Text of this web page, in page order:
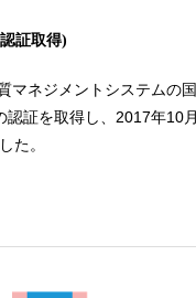
証取得)
マネジメントシステムの
認証を取得し、2017年10
た。